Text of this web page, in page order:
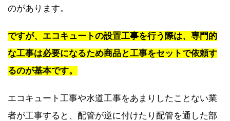
のがあります。
ですが、エコキュートの設置工事を行う際は、専門的
な工事は必要になるため商品と工事をセットで依頼す
るのが基本です。
エコキュート工事や水道工事をあまりしたことない業
者が工事すると、配管が逆に付けたり配管を通した部